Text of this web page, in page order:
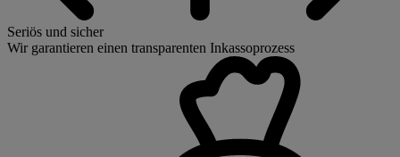
Seriös und sicher
Wir garantieren einen transparenten Inkassoprozess